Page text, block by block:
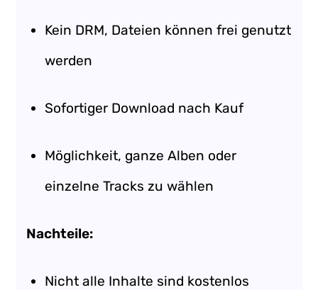
Kein DRM, Dateien können frei genutzt
werden
Sofortiger Download nach Kauf
Möglichkeit, ganze Alben oder
einzelne Tracks zu wählen
Nachteile:
Nicht alle Inhalte sind kostenlos